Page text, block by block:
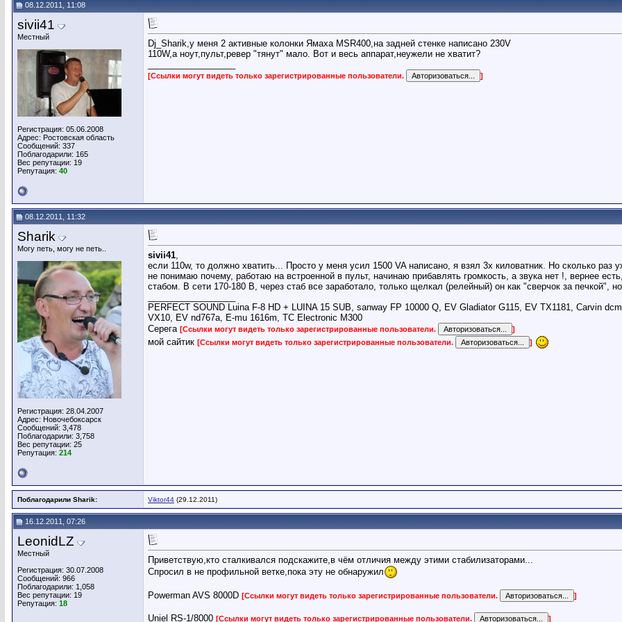
08.12.2011, 11:08
sivii41
Местный
Регистрация: 05.06.2008
Адрес: Ростовская область
Сообщений: 337
Поблагодарили: 165
Вес репутации: 19
Репутация: 40
Dj_Sharik,у меня 2 активные колонки Ямаха MSR400,на задней стенке написано 230V
110W,а ноут,пульт,ревер "тянут" мало. Вот и весь аппарат,неужели не хватит?
[Ссылки могут видеть только зарегистрированные пользователи. ]
08.12.2011, 11:32
Sharik
Могу петь, могу не петь..
Регистрация: 28.04.2007
Адрес: Новочебоксарск
Сообщений: 3,478
Поблагодарили: 3,758
Вес репутации: 25
Репутация: 214
sivii41,
если 110w, то должно хватить... Просто у меня усил 1500 VA написано, я взял 3х киловатник. Но сколько
не понимаю почему, работаю на встроенной в пульт, начинаю прибавлять громкость, а звука нет !, вернее
стабом. В сети 170-180 В, через стаб все заработало, только щелкал (релейный) он как "сверчок за печкой",
PERFECT SOUND Luina F-8 HD + LUINA 15 SUB, sanway FP 10000 Q, EV Gladiator G115, EV TX1181, Carvin
VX10, EV nd767a, E-mu 1616m, TC Electronic M300
Серега [Ссылки могут видеть только зарегистрированные пользователи. ]
мой сайтик [Ссылки могут видеть только зарегистрированные пользователи. ]
Поблагодарили Sharik: Viktor44 (29.12.2011)
16.12.2011, 07:26
LeonidLZ
Местный
Регистрация: 30.07.2008
Сообщений: 966
Поблагодарили: 1,058
Вес репутации: 19
Репутация: 18
Приветствую,кто сталкивался подскажите,в чём отличия между этими стабилизаторами...
Спросил в не профильной ветке,пока эту не обнаружил
Powerman AVS 8000D [Ссылки могут видеть только зарегистрированные пользователи. ]
Uniel RS-1/8000 [Ссылки могут видеть только зарегистрированные пользователи. ]